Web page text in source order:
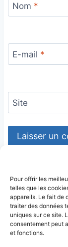
Pour offrir les
telles que les
appareils. Le fait de
traiter des données
uniques sur ce site.
consentement peut
et fonctions.
Nom *
E-mail *
Site